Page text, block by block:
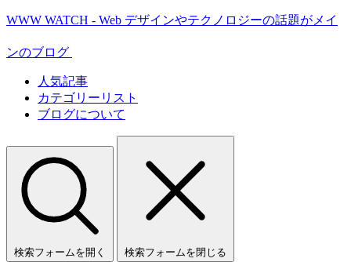
WWW WATCH - Web デザインやテクノロジーの話題がメイ
ンのブログ
人気記事
カテゴリーリスト
ブログについて
検索フォームを開く 検索フォームを閉じる